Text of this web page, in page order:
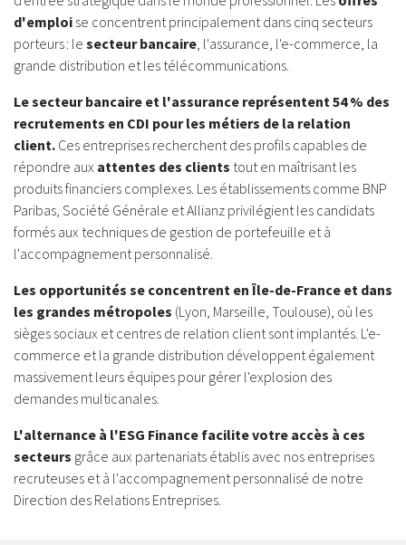
d'emploi se concentrent principalement dans cinq secteurs
porteurs : le secteur bancaire, l'assurance, l'e-commerce, la
grande distribution et les télécommunications.
Le secteur bancaire et l'assurance représentent 54 % des
recrutements en CDI pour les métiers de la relation
client. Ces entreprises recherchent des profils capables de
répondre aux attentes des clients tout en maîtrisant les
produits financiers complexes. Les établissements comme BNP
Paribas, Société Générale et Allianz privilégient les candidats
formés aux techniques de gestion de portefeuille et à
l'accompagnement personnalisé.
Les opportunités se concentrent en Île-de-France et dans
les grandes métropoles (Lyon, Marseille, Toulouse), où les
sièges sociaux et centres de relation client sont implantés. L'e-
commerce et la grande distribution développent également
massivement leurs équipes pour gérer l'explosion des
demandes multicanales.
L'alternance à l'ESG Finance facilite votre accès à ces
secteurs grâce aux partenariats établis avec nos entreprises
recruteuses et à l'accompagnement personnalisé de notre
Direction des Relations Entreprises.